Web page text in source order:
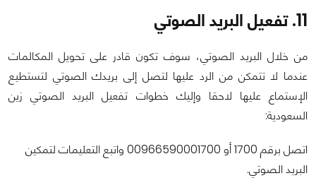
11. تفعيل البريد الصوتي
من خلال البريد الصوتي، سوف تكون قادر على تحويل المكالمات
عندما لا تتمكن من الرد عليها لتصل إلى بريدك الصوتي لتستطيع
الإستماع عليها لاحقا وإليك خطوات تفعيل البريد الصوتي زين
السعودية:
اتصل برقم 1700 أو 00966590001700 واتبع التعليمات لتمكين
البريد الصوتي.